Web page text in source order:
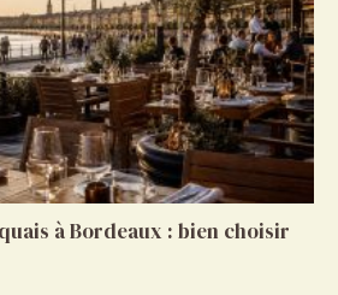
à Bordeaux : bien choisir